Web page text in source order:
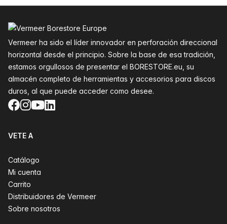
Vermeer ha sido el líder innovador en perforación direccional
horizontal desde el principio. Sobre la base de esa tradición,
estamos orgullosos de presentar el BORESTORE.eu, su
almacén completo de herramientas y accesorios para discos
duros, al que puede acceder como desee.
Facebook
Instagram
YouTube
LinkedIn
VETE A
Catálogo
Mi cuenta
Carrito
Distribuidores de Vermeer
Sobre nosotros